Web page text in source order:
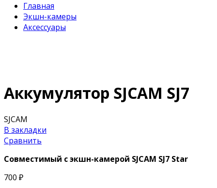
Главная
Экшн-камеры
Аксессуары
Аккумулятор SJCAM SJ7
SJCAM
В закладки
Сравнить
Совместимый с экшн-камерой SJCAM SJ7 Star
700 ₽